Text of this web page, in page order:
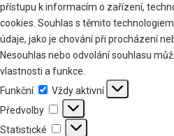
přístupu k informacím o zařízení,
cookies. Souhlas s těmito
údaje, jako je chování při procházení
Nesouhlas nebo odvolání souhlasu
vlastnosti a funkce.
Funkční
Funkční
Vždy aktivní
Předvolby
Předvolby
Statistické Statistické